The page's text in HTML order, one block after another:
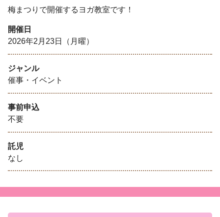
梅まつりで開催するヨガ教室です！
開催日
2026年2月23日（月曜）
ジャンル
催事・イベント
事前申込
不要
託児
なし